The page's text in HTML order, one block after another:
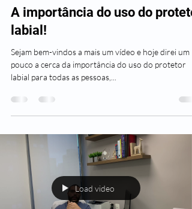
A importância do uso do
labial!
Sejam bem-vindos a mais um vídeo e hoje direi um
pouco a cerca da importância do uso do protetor
labial para todas as pessoas,...
Load video